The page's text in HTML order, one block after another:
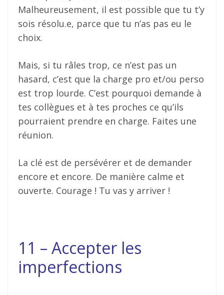
Malheureusement, il est possible que tu t’y
sois résolu.e, parce que tu n’as pas eu le
choix.
Mais, si tu râles trop, ce n’est pas un
hasard, c’est que la charge pro et/ou perso
est trop lourde. C’est pourquoi demande à
tes collègues et à tes proches ce qu’ils
pourraient prendre en charge. Faites une
réunion.
La clé est de persévérer et de demander
encore et encore. De manière calme et
ouverte. Courage ! Tu vas y arriver !
11 – Accepter les
imperfections